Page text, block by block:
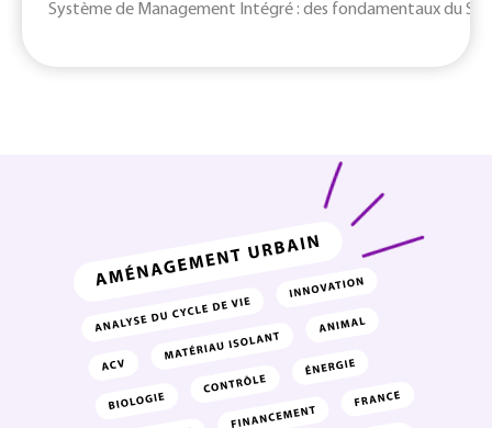
Système de Management Intégré : des fondamentaux du